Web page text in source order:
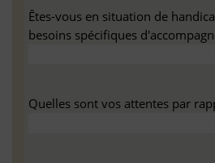
Êtes-vous en situation de
besoins spécifiques
Quelles sont vos attentes par